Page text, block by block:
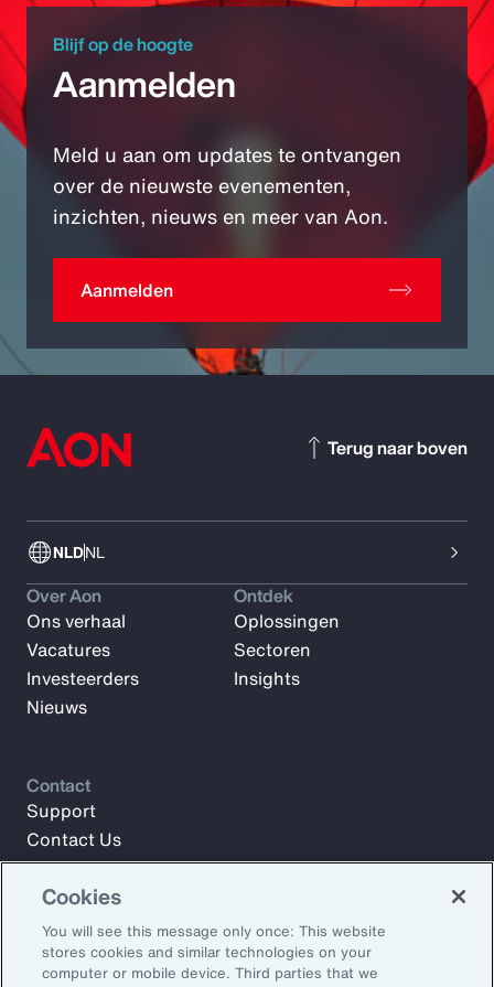
Blijf op de hoogte
Aanmelden
Meld u aan om updates te ontvangen
over de nieuwste evenementen,
inzichten, nieuws en meer van Aon.
Aanmelden
NLDNL
Terug naar boven
artikelen, rapporten en updates van ons team van experts.
E-mailadres:
Over Aon
Ons verhaal
Vacatures
Investeerders
Nieuws
Ontdek
Oplossingen
Sectoren
Insights
Contact
Support
Contact Us
Cookies
You will see this message only once: This website
stores cookies and similar technologies on your
computer or mobile device. Third parties that we